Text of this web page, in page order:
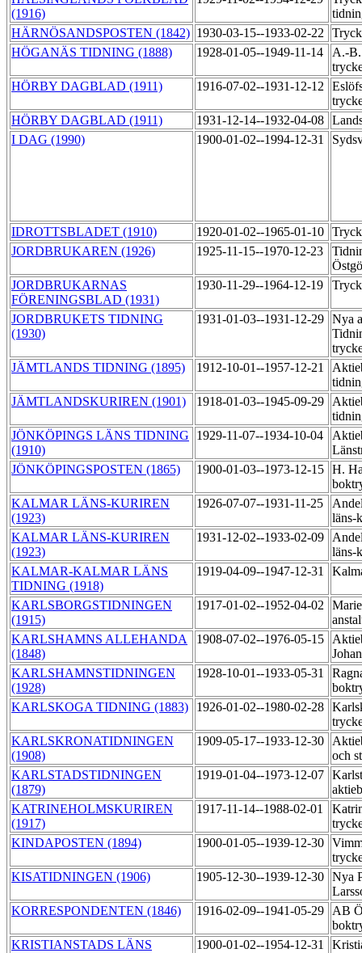
(1916)
HÄRNÖSANDSPOSTEN (1842) 1930-03-15--1933-02-22
HÖGANÄS TIDNING (1888)
1928-01-05--1949-11-14
A.-B.
HÖRBY DAGBLAD (1911)
1916-07-02--1931-12-12
HÖRBY DAGBLAD (1911)
1931-12-14--1932-04-08
I DAG (1990)
1900-01-02--1994-12-31
IDROTTSBLADET (1910) 1920-01-02--1965-01-10
JORDBRUKAREN (1926)
1925-11-15--1970-12-23
JORDBRUKARNAS
FÖRENINGSBLAD (1931)
1930-11-29--1964-12-19
JORDBRUKETS TIDNING
(1930)
1931-01-03--1931-12-29 Nya
JÄMTLANDS TIDNING (1895)
1912-10-01--1957-12-21
JÄMTLANDSKURIREN (1901)
1918-01-03--1945-09-29
JÖNKÖPINGS LÄNS TIDNING
(1910)
1929-11-07--1934-10-04
JÖNKÖPINGSPOSTEN (1865)
1900-01-03--1973-12-15 H.
KALMAR LÄNS-KURIREN
(1923)
1926-07-07--1931-11-25
läns-
KALMAR LÄNS-KURIREN
(1923)
1931-12-02--1933-02-09
läns-
KALMAR-KALMAR LÄNS
TIDNING (1918)
1919-04-09--1947-12-31
KARLSBORGSTIDNINGEN
(1915)
1917-01-02--1952-04-02
KARLSHAMNS ALLEHANDA
(1848)
1908-07-02--1976-05-15
KARLSHAMNSTIDNINGEN
(1928)
1928-10-01--1933-05-31
KARLSKOGA TIDNING (1883)
1926-01-02--1980-02-28
KARLSKRONATIDNINGEN
(1908)
1909-05-17--1933-12-30
och
KARLSTADSTIDNINGEN
(1879)
1919-01-04--1973-12-07
KATRINEHOLMSKURIREN
(1917)
1917-11-14--1988-02-01
KINDAPOSTEN (1894)
1900-01-05--1939-12-30
KISATIDNINGEN (1906)
1905-12-30--1939-12-30 Nya
KORRESPONDENTEN (1846)
1916-02-09--1941-05-29
AB
KRISTIANSTADS LÄNS
1900-01-02--1954-12-31